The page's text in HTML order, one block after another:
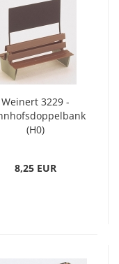
Weinert 3229 -
(H0)
8,25 EUR